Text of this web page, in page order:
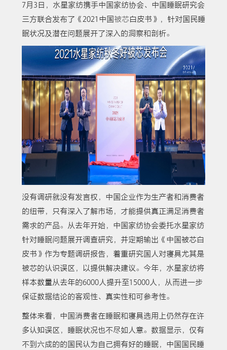
7月3日，水星家纺携手中国家纺协会、中国睡眠研究会
三方联合发布了《2021中国被芯白皮书》，针对国民睡
眠状况及潜在问题展开了深入的洞察和剖析。
没有调研就没有发言权，中国企业作为生产者和消费者
的纽带，只有深入了解市场，才能提供真正满足消费者
需求的产品。从去年开始，中国家纺协会委托水星家纺
针对睡眠问题展开调查研究，并定期输出《中国被芯白
皮书》作为专题调研报告，着重研究国人对寝具尤其是
被芯的认识误区，以提供解决建议。今年，水星家纺将
样本数量从去年的6000人提升至15000人，从而进一步
保证数据结论的客观性、真实性和可参考性。
整体来看，中国消费者在睡眠和寝具选用上仍然存在许
多认知误区，睡眠状况也不尽如人意。数据显示，仅有
不到六成的的国民认为自己拥有好的睡眠，中国国民睡